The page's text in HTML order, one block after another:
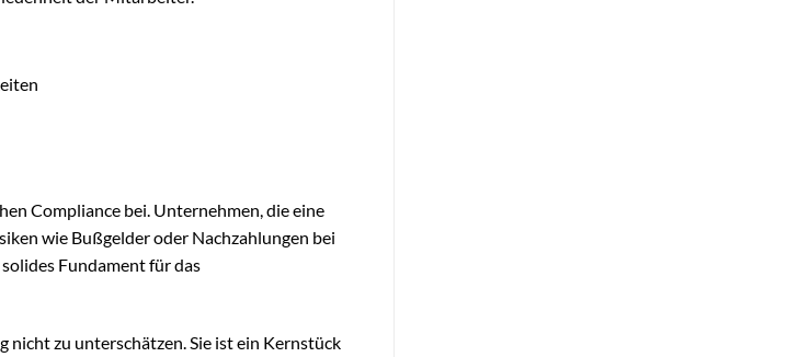
Compliance bei. Unternehmen, die eine
wie Bußgelder oder Nachzahlungen bei
Fundament für das
zu unterschätzen. Sie ist ein Kernstück